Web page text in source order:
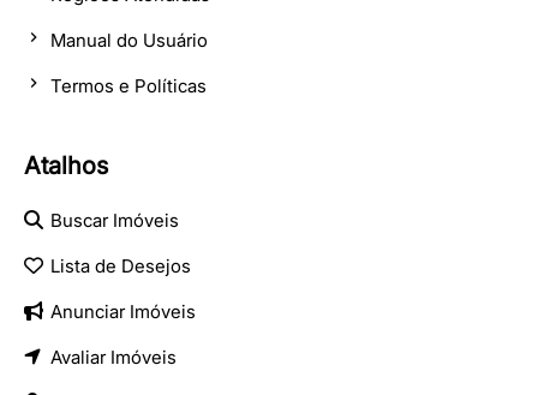
Manual do Usuário
Termos e Políticas
Atalhos
Buscar Imóveis
Lista de Desejos
Anunciar Imóveis
Avaliar Imóveis